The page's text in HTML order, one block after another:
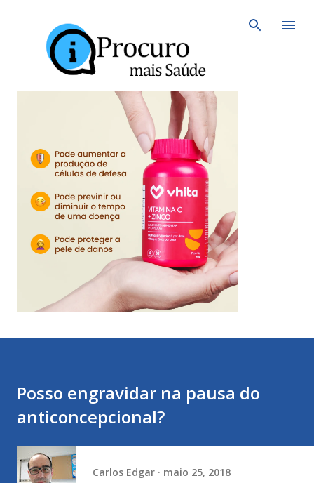
Posso engravidar na pausa do
anticoncepcional?
Carlos Edgar maio 25, 2018